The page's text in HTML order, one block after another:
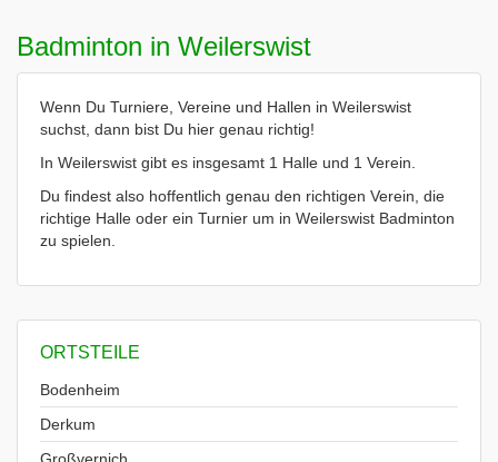
Badminton in Weilerswist
Wenn Du Turniere, Vereine und Hallen in Weilerswist
suchst, dann bist Du hier genau richtig!
In Weilerswist gibt es insgesamt 1 Halle und 1 Verein.
Du findest also hoffentlich genau den richtigen Verein, die
richtige Halle oder ein Turnier um in Weilerswist Badminton
zu spielen.
ORTSTEILE
Bodenheim
Derkum